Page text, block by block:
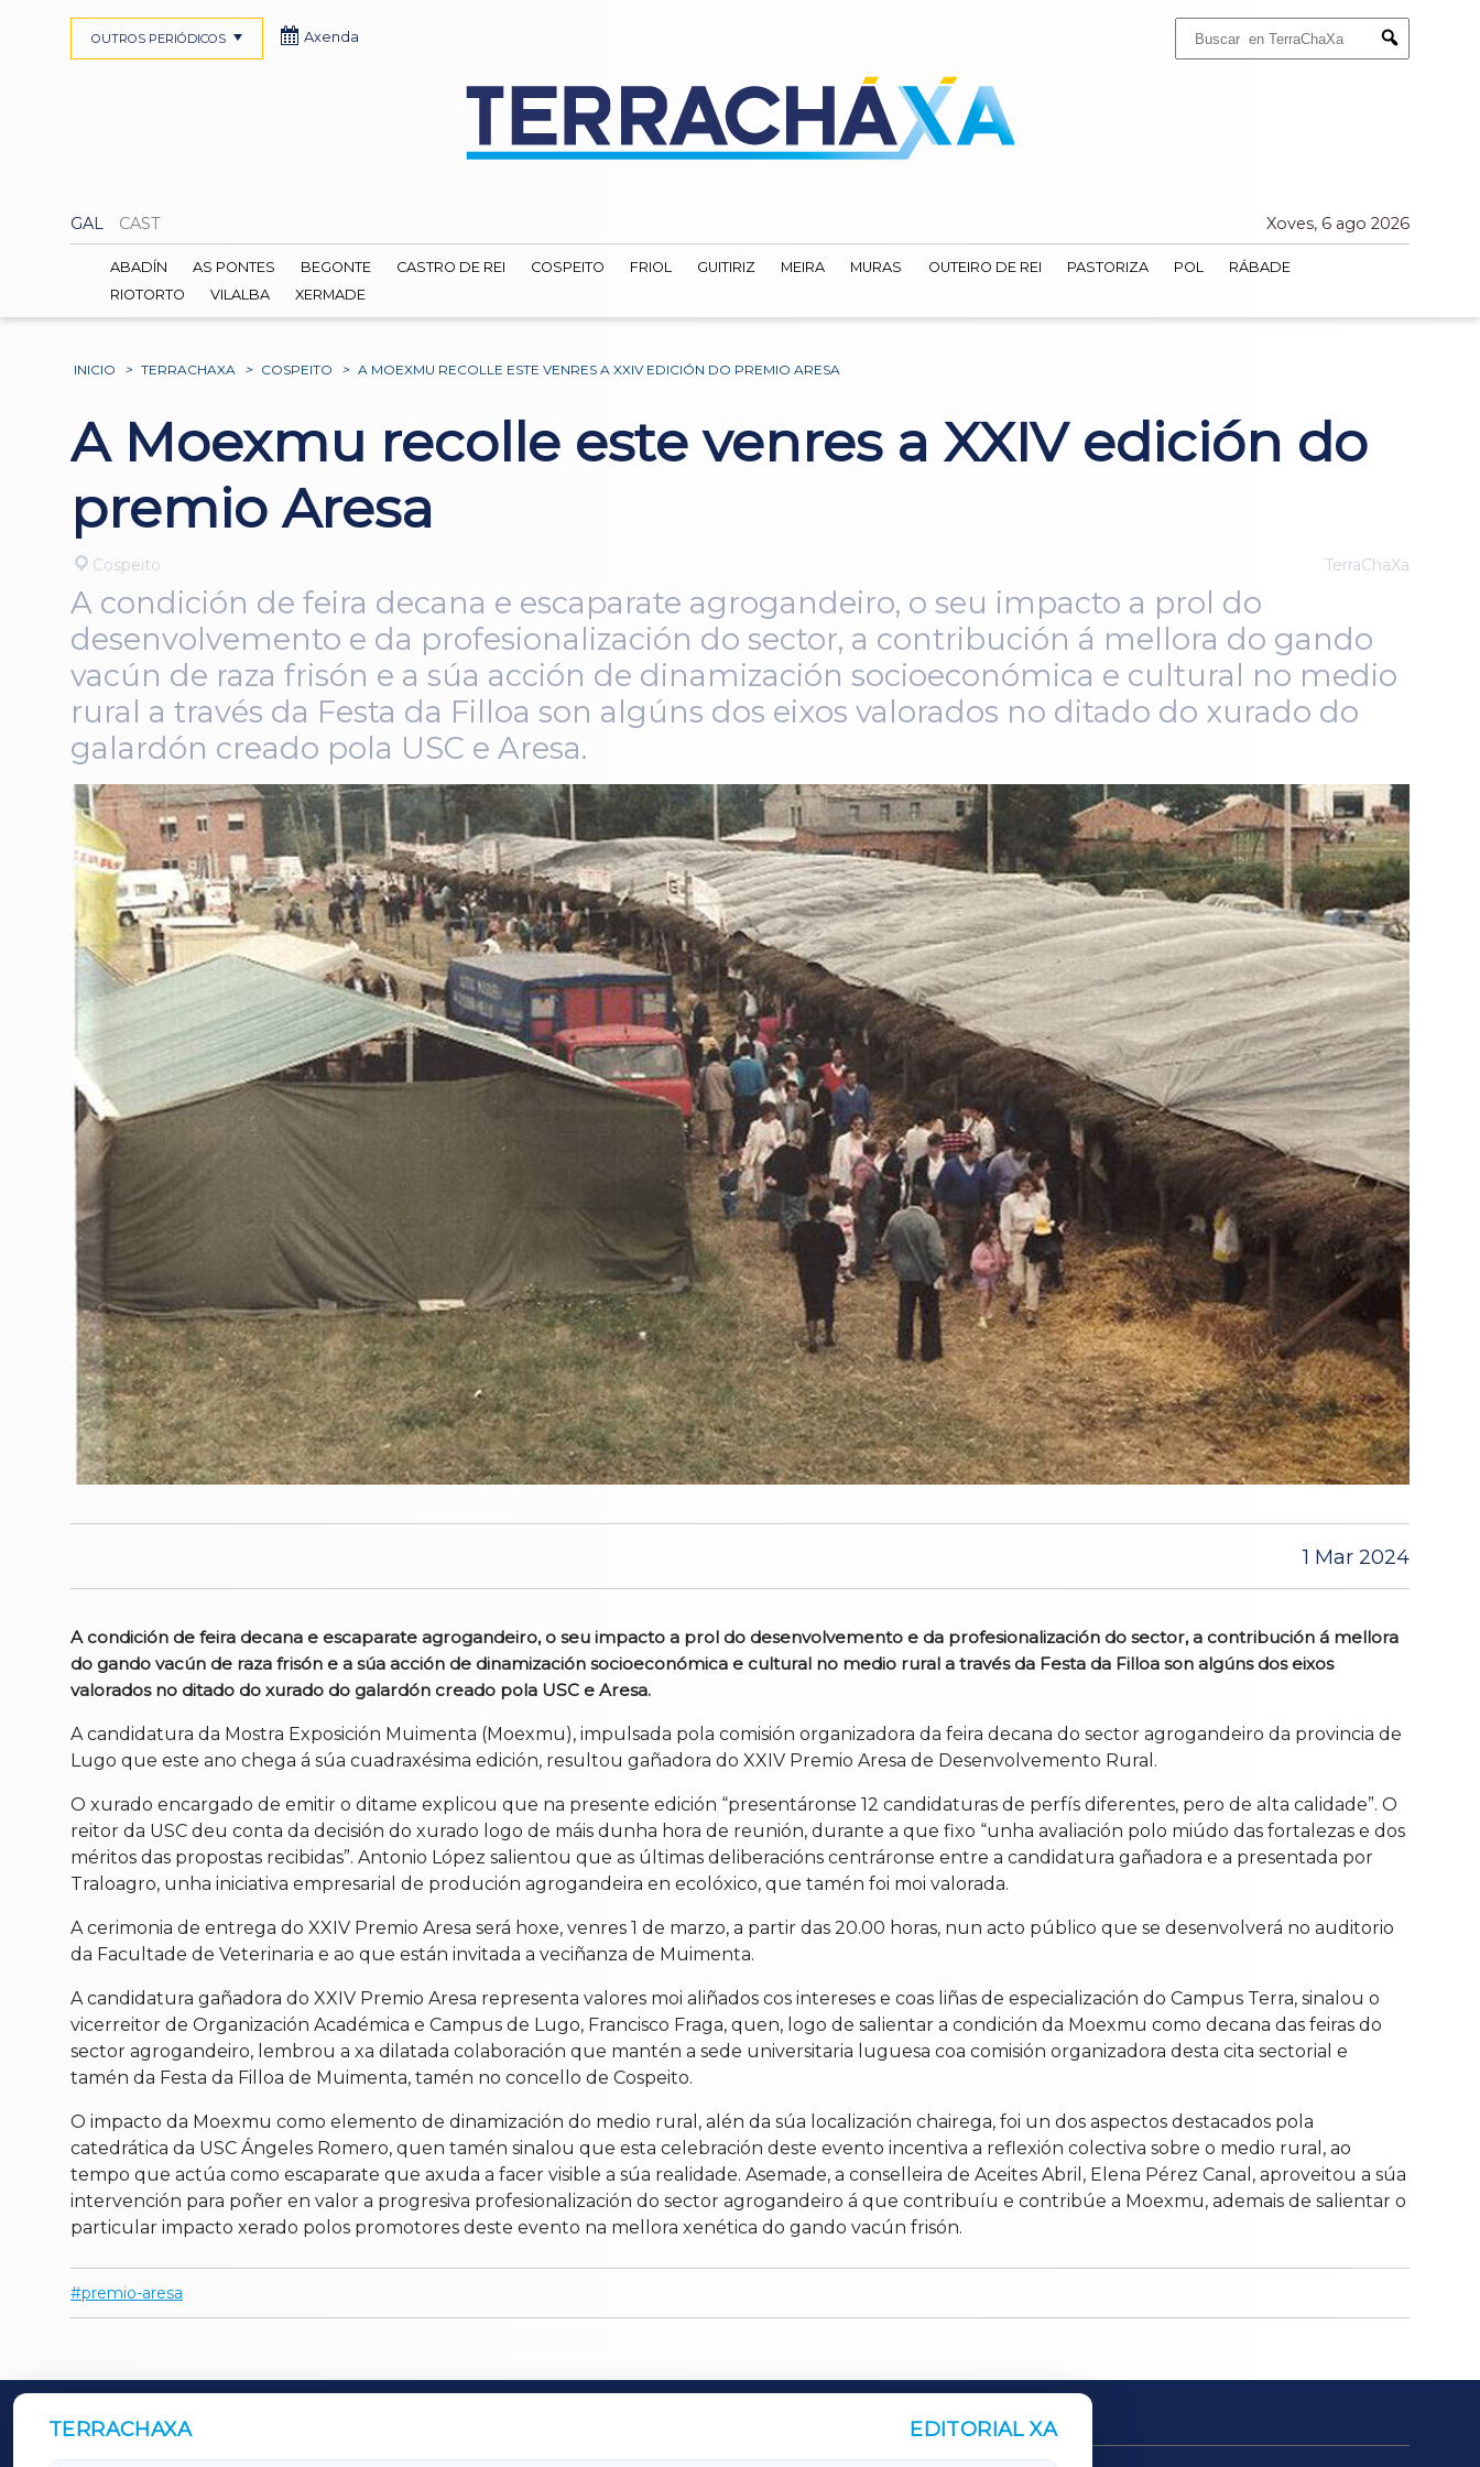
Submit
GAL CAST Xoves, 6 ago 2026
OUTROS PERIÓDICOS Axenda
ABADÍN AS PONTES BEGONTE CASTRO DE REI COSPEITO FRIOL GUITIRIZ MEIRA MURAS OUTEIRO DE REI PASTORIZA POL
RÁBADE
RIOTORTO
VILALBA XERMADE
INICIO > TERRACHAXA > COSPEITO > A MOEXMU RECOLLE ESTE VENRES A XXIV EDICIÓN DO PREMIO ARESA
A Moexmu recolle este venres a XXIV edición do
premio Aresa
Cospeito TerraChaXa
A condición de feira decana e escaparate agrogandeiro, o seu impacto a prol do
desenvolvemento e da profesionalización do sector, a contribución á mellora do gando
vacún de raza frisón e a súa acción de dinamización socioeconómica e cultural no medio
rural a través da Festa da Filloa son algúns dos eixos valorados no ditado do xurado do
galardón creado pola USC e Aresa.
1 Mar 2024
A condición de feira decana e escaparate agrogandeiro, o seu impacto a prol do desenvolvemento e da profesionalización do sector, a contribución á mellora
do gando vacún de raza frisón e a súa acción de dinamización socioeconómica e cultural no medio rural a través da Festa da Filloa son algúns dos eixos
valorados no ditado do xurado do galardón creado pola USC e Aresa.
A candidatura da Mostra Exposición Muimenta (Moexmu), impulsada pola comisión organizadora da feira decana do sector agrogandeiro da provincia de
Lugo que este ano chega á súa cuadraxésima edición, resultou gañadora do XXIV Premio Aresa de Desenvolvemento Rural.
O xurado encargado de emitir o ditame explicou que na presente edición “presentáronse 12 candidaturas de perfís diferentes, pero de alta calidade”. O
reitor da USC deu conta da decisión do xurado logo de máis dunha hora de reunión, durante a que fixo “unha avaliación polo miúdo das fortalezas e dos
méritos das propostas recibidas”. Antonio López salientou que as últimas deliberacións centráronse entre a candidatura gañadora e a presentada por
Traloagro, unha iniciativa empresarial de produción agrogandeira en ecolóxico, que tamén foi moi valorada.
A cerimonia de entrega do XXIV Premio Aresa será hoxe, venres 1 de marzo, a partir das 20.00 horas, nun acto público que se desenvolverá no auditorio
da Facultade de Veterinaria e ao que están invitada a veciñanza de Muimenta.
A candidatura gañadora do XXIV Premio Aresa representa valores moi aliñados cos intereses e coas liñas de especialización do Campus Terra, sinalou o
vicerreitor de Organización Académica e Campus de Lugo, Francisco Fraga, quen, logo de salientar a condición da Moexmu como decana das feiras do
sector agrogandeiro, lembrou a xa dilatada colaboración que mantén a sede universitaria luguesa coa comisión organizadora desta cita sectorial e
tamén da Festa da Filloa de Muimenta, tamén no concello de Cospeito.
O impacto da Moexmu como elemento de dinamización do medio rural, alén da súa localización chairega, foi un dos aspectos destacados pola
catedrática da USC Ángeles Romero, quen tamén sinalou que esta celebración deste evento incentiva a reflexión colectiva sobre o medio rural, ao
tempo que actúa como escaparate que axuda a facer visible a súa realidade. Asemade, a conselleira de Aceites Abril, Elena Pérez Canal, aproveitou a súa
intervención para poñer en valor a progresiva profesionalización do sector agrogandeiro á que contribuíu e contribúe a Moexmu, ademais de salientar o
particular impacto xerado polos promotores deste evento na mellora xenética do gando vacún frisón.
premio-aresa
TERRACHAXA EDITORIAL XA
OUTROS PERIÓDICOS